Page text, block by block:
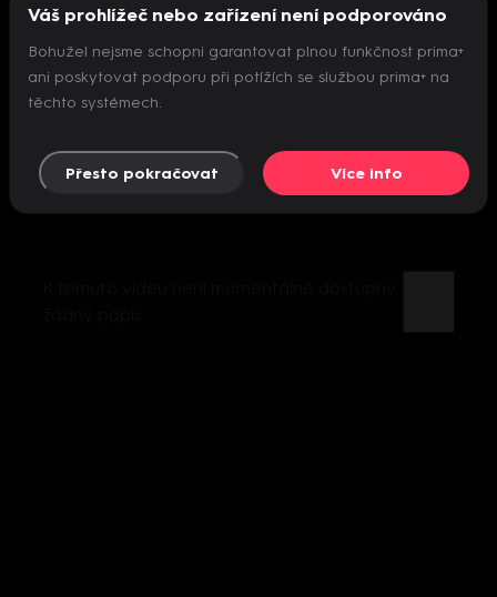
Nepodařilo se inicializovat přehrávač
Váš prohlížeč nebo zařízení není podporováno
Bohužel nejsme schopni garantovat plnou funkčnost prima+
ani poskytovat podporu při potížích se službou prima+ na
těchto systémech.
Přesto pokračovat Více info